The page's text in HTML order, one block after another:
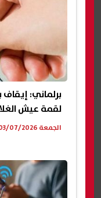
برلماني:
لقمة عيش
الجمعة 03/07/2026 06:06 م